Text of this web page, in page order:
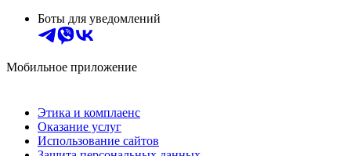
Боты для уведомлений
Мобильное приложение
Этика и комплаенс
Оказание услуг
Использование сайтов